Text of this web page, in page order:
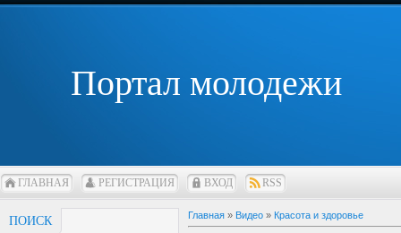
Портал молодежи
ГЛАВНАЯ РЕГИСТРАЦИЯ ВХОД RSS
ПОИСК Главная » Видео » Красота и здоровье